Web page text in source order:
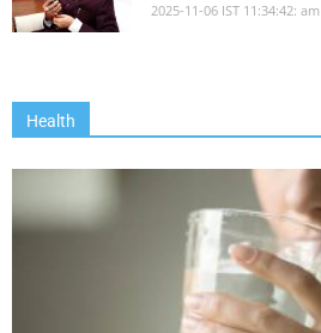
2025-11-06 IST 11:34:42: am
Health